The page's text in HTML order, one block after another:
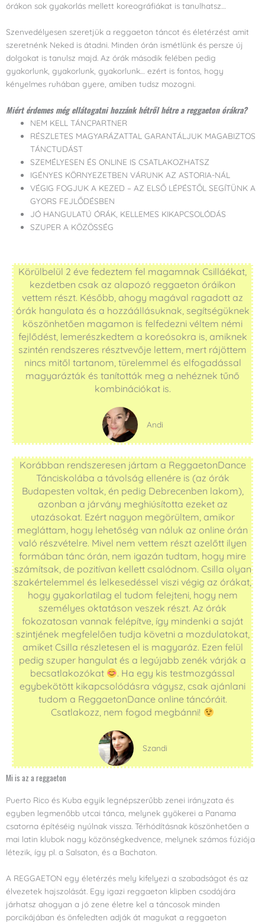
órákon sok gyakorlás mellett koreográfiákat is tanulhatsz…
Szenvedélyesen szeretjük a reggaeton táncot és életérzést amit
szeretnénk Neked is átadni. Minden órán ismétlünk és persze új
dolgokat is tanulsz majd. Az órák második felében pedig
gyakorlunk, gyakorlunk, gyakorlunk… ezért is fontos, hogy
kényelmes ruhában gyere, amiben tudsz mozogni.
Miért érdemes még ellátogatni hozzánk hétről hétre a reggaeton órákra?
NEM KELL TÁNCPARTNER
RÉSZLETES MAGYARÁZATTAL GARANTÁLJUK MAGABIZTOS
TÁNCTUDÁST
SZEMÉLYESEN ÉS ONLINE IS CSATLAKOZHATSZ
IGÉNYES KÖRNYEZETBEN VÁRUNK AZ ASTORIA-NÁL
VÉGIG FOGJUK A KEZED – AZ ELSŐ LÉPÉSTŐL SEGÍTÜNK A
GYORS FEJLŐDÉSBEN
JÓ HANGULATÚ ÓRÁK, KELLEMES KIKAPCSOLÓDÁS
SZUPER A KÖZÖSSÉG
Körülbelül 2 éve fedeztem fel magamnak Csilláékat,
kezdetben csak az alapozó reggaeton óráikon
vettem részt. Később, ahogy magával ragadott az
órák hangulata és a hozzáállásuknak, segítségüknek
köszönhetően magamon is felfedezni véltem némi
fejlődést, lemerészkedtem a koreósokra is, amiknek
szintén rendszeres résztvevője lettem, mert rájöttem
nincs mitől tartanom, türelemmel és elfogadással
magyarázták és tanították meg a nehéznek tűnő
kombinációkat is.
Andi
Korábban rendszeresen jártam a ReggaetonDance
Tánciskolába a távolság ellenére is (az órák
Budapesten voltak, én pedig Debrecenben lakom),
azonban a járvány meghiúsította ezeket az
utazásokat. Ezért nagyon megörültem, amikor
megláttam, hogy lehetőség van náluk az online órán
való részvételre. Mivel nem vettem részt azelőtt ilyen
formában tánc órán, nem igazán tudtam, hogy mire
számítsak, de pozitívan kellett csalódnom. Csilla olyan
szakértelemmel és lelkesedéssel viszi végig az órákat,
hogy gyakorlatilag el tudom felejteni, hogy nem
személyes oktatáson veszek részt. Az órák
fokozatosan vannak felépítve, így mindenki a saját
szintjének megfelelően tudja követni a mozdulatokat,
amiket Csilla részletesen el is magyaráz. Ezen felül
pedig szuper hangulat és a legújabb zenék várják a
becsatlakozókat
. Ha egy kis testmozgással
egybekötött kikapcsolódásra vágysz, csak ajánlani
tudom a ReggaetonDance online táncóráit.
Csatlakozz, nem fogod megbánni!
Szandi
Mi is az a reggaeton
Puerto Rico és Kuba egyik legnépszerűbb zenei irányzata és
egyben legmenőbb utcai tánca, melynek gyökerei a Panama
csatorna építéséig nyúlnak vissza. Térhódításnak köszönhetően a
mai latin klubok nagy közönségkedvence, melynek számos fúziója
létezik, így pl. a Salsaton, és a Bachaton.
A REGGAETON egy életérzés mely kifelyezi a szabadságot és az
élvezetek hajszolását. Egy igazi reggaeton klipben csodájára
járhatsz ahogyan a jó zene életre kel a táncosok minden
porcikájában és önfeledten adják át magukat a reggaeton